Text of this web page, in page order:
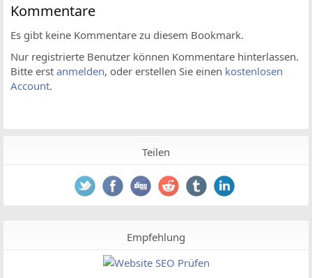
Kommentare
Es gibt keine Kommentare zu diesem Bookmark.
Nur registrierte Benutzer können Kommentare hinterlassen.
Bitte erst anmelden, oder erstellen Sie einen kostenlosen
Account.
Teilen
Empfehlung